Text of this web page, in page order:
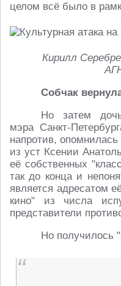
целом всё было в
Кирилл
Собчак
Но затем дочь
мэра Санкт-
напротив,
из уст Ксении
её собственных
так до конца и
является адресатом
кино" из числа
представители
Но получилось